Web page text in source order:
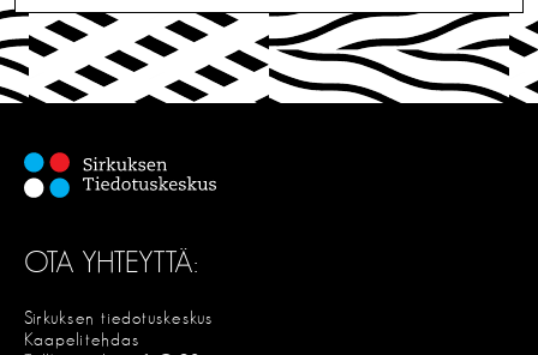
I
T
E
OTA YHTEYTTÄ:
Sirkuksen tiedotuskeskus
Kaapelitehdas